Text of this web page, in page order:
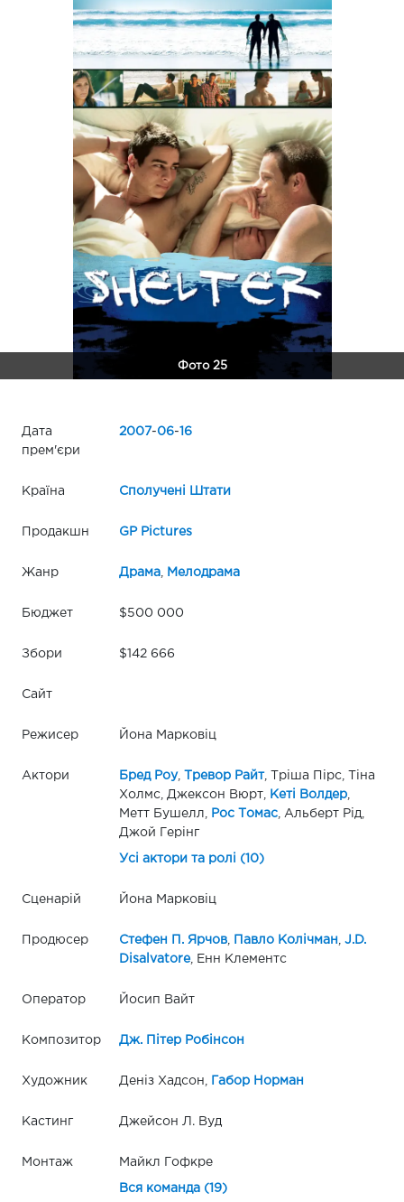
Фото 25
Дата
прем'єри
2007-06-16
Країна Сполучені Штати
Продакшн GP Pictures
Жанр Драма, Мелодрама
Бюджет $500 000
Збори $142 666
Сайт
Режисер Йона Марковіц
Актори Бред Роу, Тревор Райт, Тріша Пірс, Тіна
Холмс, Джексон Вюрт,
Кеті Волдер,
Метт Бушелл,
Рос Томас, Альберт Рід,
Джой Герінг
Усі актори та ролі (10)
Сценарій Йона Марковіц
Продюсер Стефен П. Ярчов, Павло Колічман
J.D.
Disalvatore, Енн Клементс
Оператор Йосип Вайт
Композитор Дж. Пітер Робінсон
Художник Деніз Хадсон, Габор Норман
Кастинг Джейсон Л. Вуд
Монтаж Майкл Гофкре
Вся команда (19)